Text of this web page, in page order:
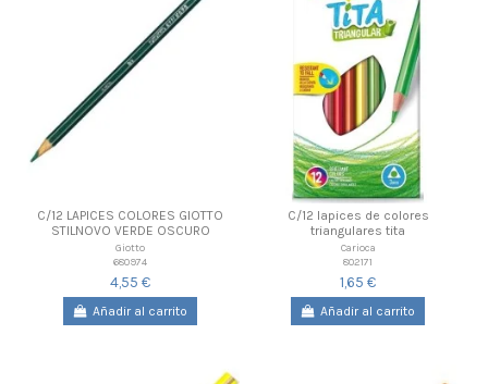
C/12 LAPICES COLORES GIOTTO
STILNOVO VERDE OSCURO
Giotto
680974
4,55 €
Añadir al carrito
C/12 lapices de colores
triangulares tita
Carioca
802171
1,65 €
Añadir al carrito